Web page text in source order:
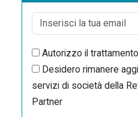
Autorizzo il
Desidero rimanere
servizi di società della
Partner